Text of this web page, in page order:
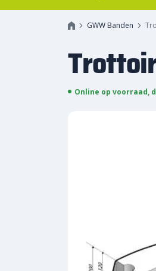
GWW Banden
Online op voorraad,